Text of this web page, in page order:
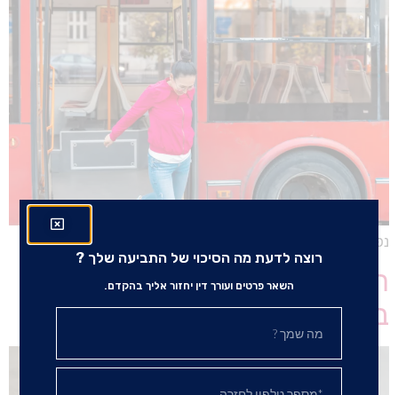
נפגעת בתאונה באוטובוס? מה לעשות? | עורך דין רון בן-דוד
תאונות דרכים – המדריך לפיצוי
בתאונת "פגע וברח"
רוצה לדעת מה הסיכוי של התביעה שלך ?
השאר פרטים ועורך דין יחזור אליך בהקדם.